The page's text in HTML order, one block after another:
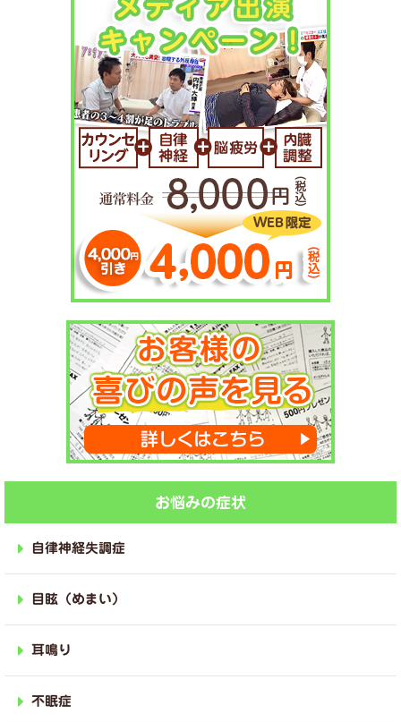
お悩みの症状
自律神経失調症
目眩（めまい）
耳鳴り
不眠症